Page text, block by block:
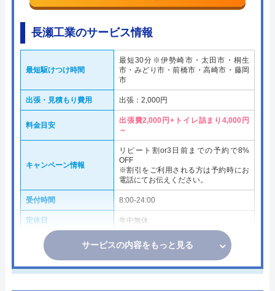
長瀬工業のサービス情報
最短駆けつけ時間
最短30分※伊勢崎市・太田市・桐生
市・みどり市・前橋市・高崎市・藤岡
市
出張・見積もり費用 出張：2,000円
料金目安
出張費2,000円+トイレ詰まり4,000円
～
キャンペーン情報
リピート割or3日前までの予約で8%
OFF
※割引をご利用される⽅は予約時にお
電話にてお伝えください。
受付時間 8:00-24:00
定休日 年中無休
サービスの内容をもっと見る